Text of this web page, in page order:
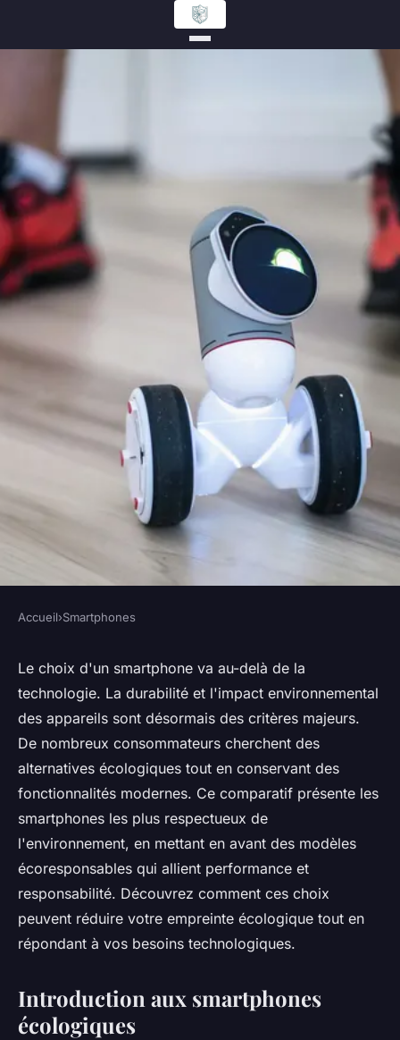
SMARTPHONES
Comparatif smartphones : Les
choix les plus écologiques
Gabriel•9 octobre 2024•5 min de lecture
Accueil›Smartphones
Le choix d'un smartphone va au-delà de la
technologie. La durabilité et l'impact environnemental
des appareils sont désormais des critères majeurs.
De nombreux consommateurs cherchent des
alternatives écologiques tout en conservant des
fonctionnalités modernes. Ce comparatif présente les
smartphones les plus respectueux de
l'environnement, en mettant en avant des modèles
écoresponsables qui allient performance et
responsabilité. Découvrez comment ces choix
peuvent réduire votre empreinte écologique tout en
répondant à vos besoins technologiques.
Introduction aux smartphones
écologiques